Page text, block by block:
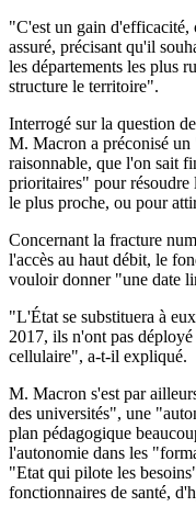
"C'est un gain d'efficacité,
assuré, précisant qu'il
les départements les plus
structure le territoire".
Interrogé sur la question
M. Macron a préconisé
raisonnable, que l'on sait
prioritaires" pour résoudre
le plus proche, ou pour
Concernant la fracture
l'accès au haut débit, le
vouloir donner "une date
"L'État se substituera à
2017, ils n'ont pas
cellulaire", a-t-il expliqué.
M. Macron s'est par
des universités", une
plan pédagogique
l'autonomie dans les
"Etat qui pilote les
fonctionnaires de santé,